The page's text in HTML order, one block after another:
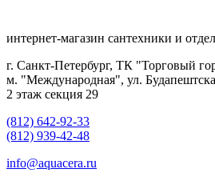
интернет-магазин сантехники и
г. Санкт-Петербург, ТК "Торговый
м. "Международная", ул.
2 этаж секция 29
(812) 642-92-33
(812) 939-42-48
info@aquacera.ru